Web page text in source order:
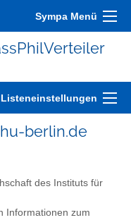
Sympa Menü
Listeneinstellungen
berlin.de
des Instituts für
Informationen zum